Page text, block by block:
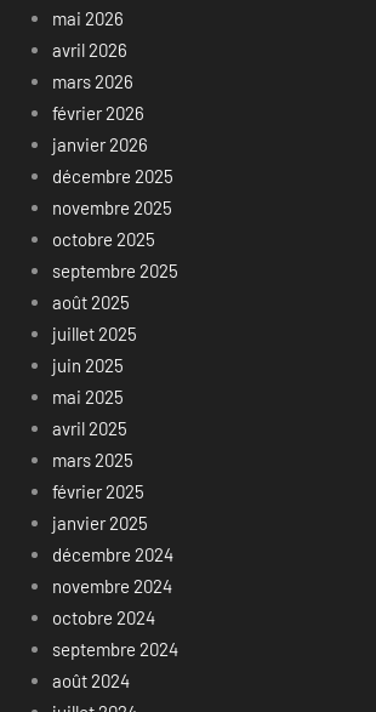
mai 2026
avril 2026
mars 2026
février 2026
janvier 2026
décembre 2025
novembre 2025
octobre 2025
septembre 2025
août 2025
juillet 2025
juin 2025
mai 2025
avril 2025
mars 2025
février 2025
janvier 2025
décembre 2024
novembre 2024
octobre 2024
septembre 2024
août 2024